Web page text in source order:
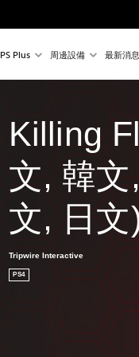
PS Plus 周邊設備 最新消息
Killing
文, 韓
文, 日文
Tripwire Interactive
PS4